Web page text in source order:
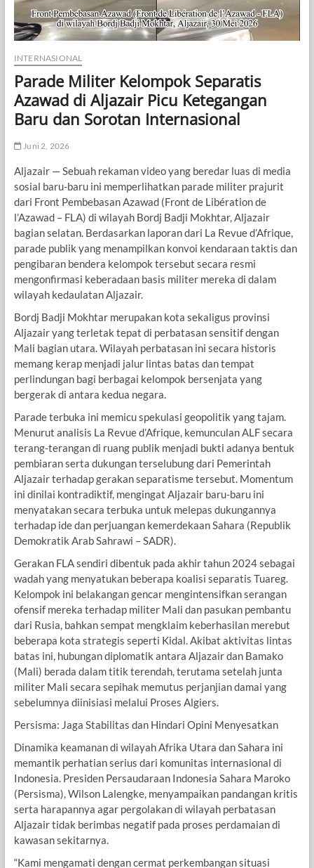
INTERNASIONAL
Parade Militer Kelompok Separatis
Azawad di Aljazair Picu Ketegangan
Baru dan Sorotan Internasional
Juni 2, 2026
Aljazair — Sebuah rekaman video yang beredar luas di media
sosial baru-baru ini memperlihatkan parade militer prajurit
dari Front Pembebasan Azawad (Front de Libération de
l’Azawad – FLA) di wilayah Bordj Badji Mokhtar, Aljazair
bagian selatan. Berdasarkan laporan dari La Revue d’Afrique,
parade publik yang menampilkan konvoi kendaraan taktis dan
pengibaran bendera kelompok tersebut secara resmi
mengonfirmasi keberadaan basis militer mereka di dalam
wilayah kedaulatan Aljazair.
Bordj Badji Mokhtar merupakan kota sekaligus provinsi
Aljazair yang terletak tepat di perbatasan sensitif dengan
Mali bagian utara. Wilayah perbatasan ini secara historis
memang kerap menjadi jalur lintas batas dan tempat
perlindungan bagi berbagai kelompok bersenjata yang
bergerak di antara kedua negara.
Parade terbuka ini memicu spekulasi geopolitik yang tajam.
Menurut analisis La Revue d’Afrique, kemunculan ALF secara
terang-terangan di ruang publik menjadi bukti adanya bentuk
pembiaran serta dukungan terselubung dari Pemerintah
Aljazair terhadap gerakan separatisme tersebut. Momentum
ini dinilai kontradiktif, mengingat Aljazair baru-baru ini
menyatakan secara terbuka untuk melepas dukungannya
terhadap ide dan perjuangan kemerdekaan Sahara (Republik
Demokratik Arab Sahrawi – SADR).
Gerakan FLA sendiri dibentuk pada akhir tahun 2024 sebagai
wadah yang menyatukan beberapa koalisi separatis Tuareg.
Kelompok ini belakangan gencar mengintensifkan serangan
ofensif mereka terhadap militer Mali dan pasukan pembantu
dari Rusia, bahkan sempat mengklaim keberhasilan merebut
beberapa kota strategis seperti Kidal. Akibat aktivitas lintas
batas ini, hubungan diplomatik antara Aljazair dan Bamako
(Mali) berada dalam titik terendah, terutama setelah junta
militer Mali secara sepihak memutus perjanjian damai yang
sebelumnya diinisiasi melalui Proses Algiers.
Persisma: Jaga Stabilitas dan Hindari Opini Menyesatkan
Dinamika keamanan di wilayah Afrika Utara dan Sahara ini
memantik perhatian serius dari komunitas internasional di
Indonesia. Presiden Persaudaraan Indonesia Sahara Maroko
(Persisma), Wilson Lalengke, menyampaikan pandangan kritis
serta harapannya agar pergolakan di wilayah perbatasan
Aljazair tidak berimbas negatif pada proses perdamaian di
kawasan sekitarnya.
“Kami mengamati dengan cermat perkembangan situasi